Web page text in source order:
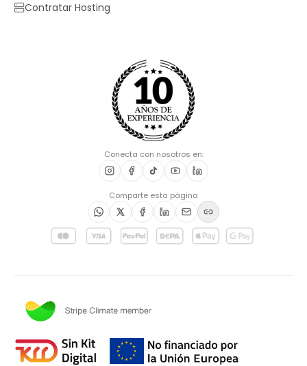
Contratar Hosting
Conecta con nosotros en:
Comparte esta página